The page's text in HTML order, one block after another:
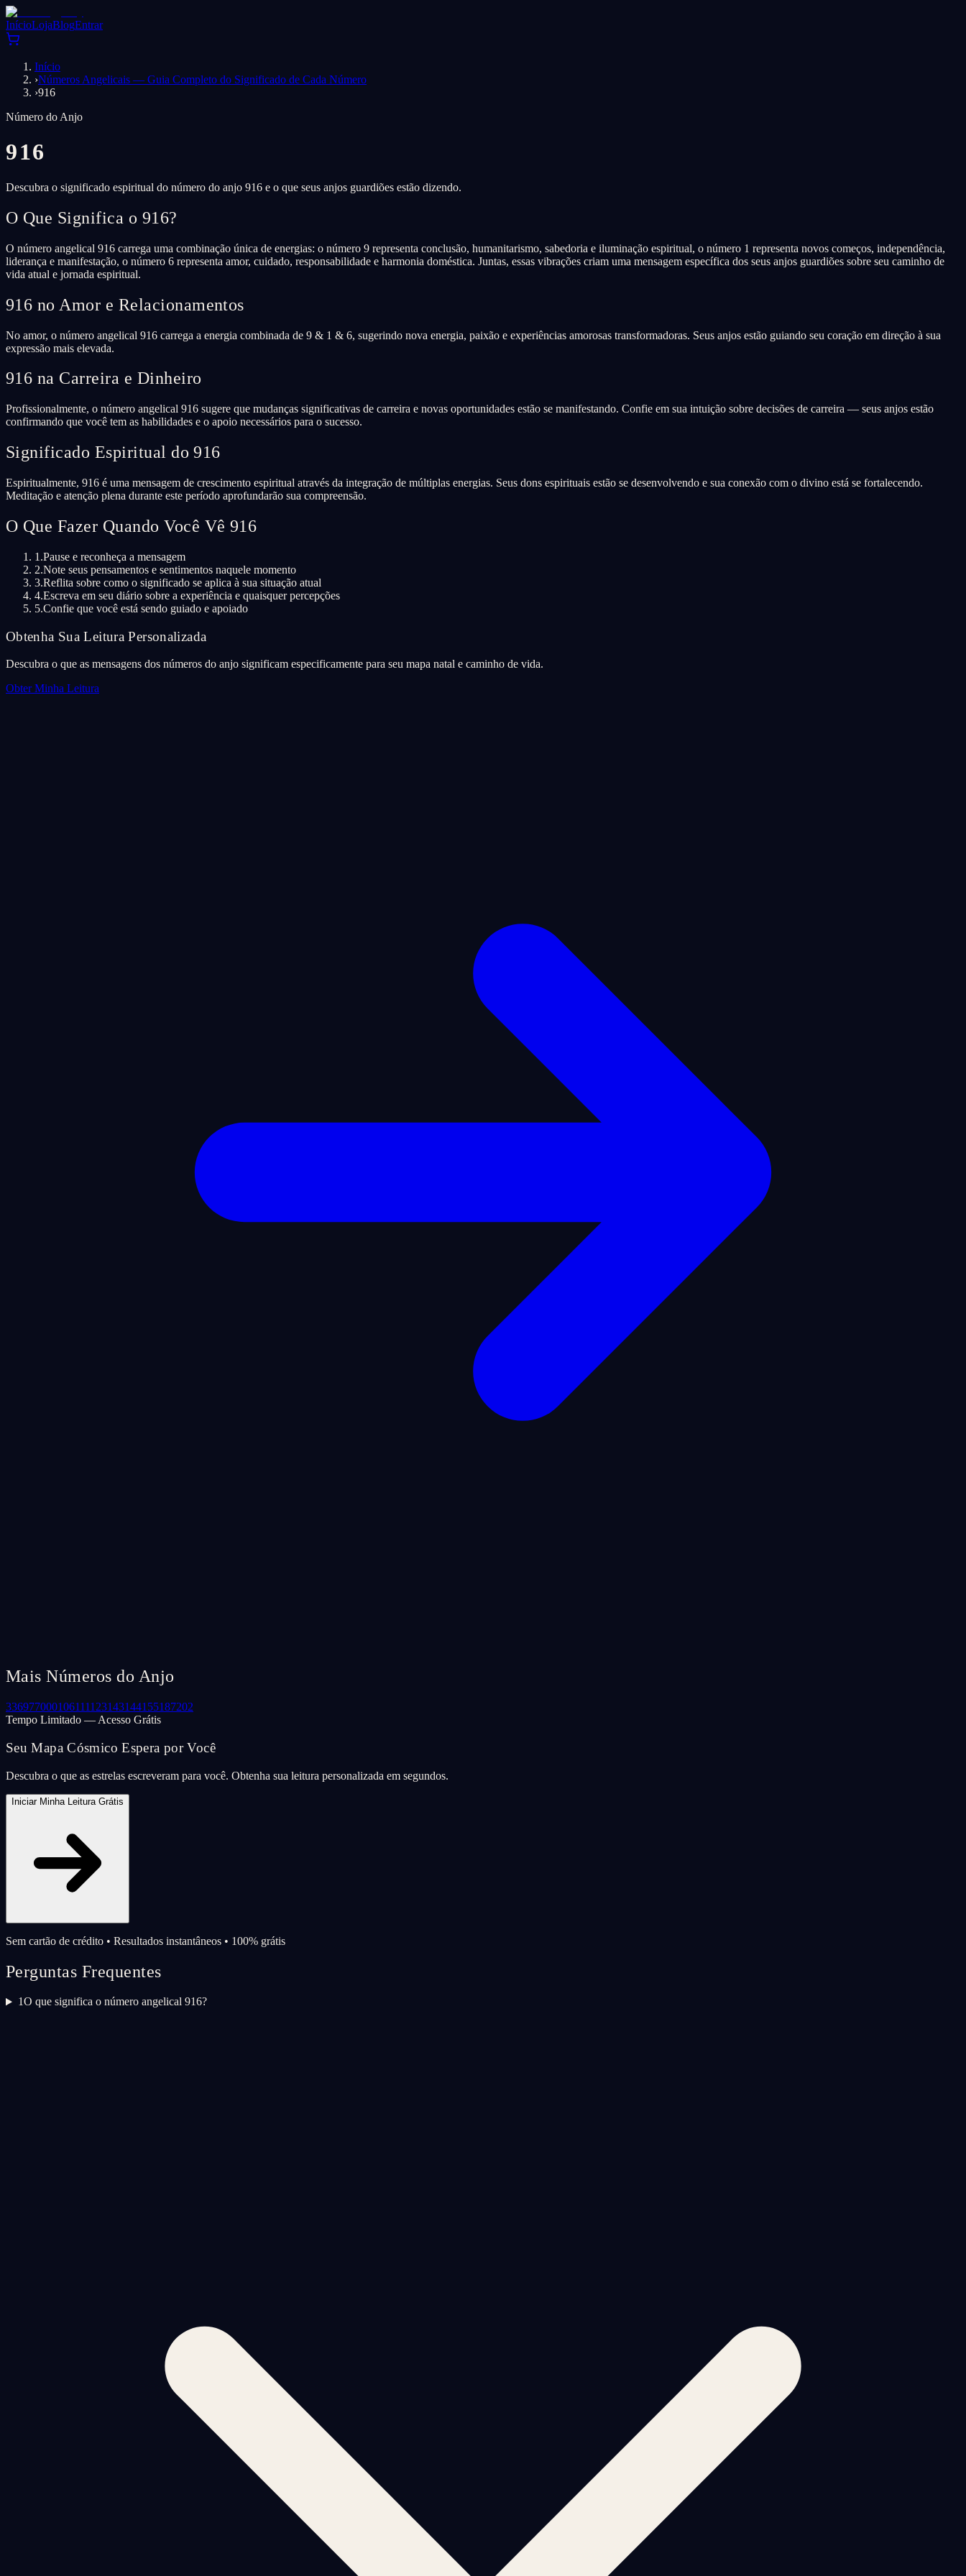
InícioLojaBlogEntrar
Início
›Números Angelicais — Guia Completo do Significado de Cada Número
›916
Número do Anjo
916
Descubra o significado espiritual do número do anjo 916 e o que seus anjos guardiões estão dizendo.
O Que Significa o 916?
O número angelical 916 carrega uma combinação única de energias: o número 9 representa conclusão, humanitarismo, sabedoria e iluminação espiritual, o número 1 representa novos começos, independência,
liderança e manifestação, o número 6 representa amor, cuidado, responsabilidade e harmonia doméstica. Juntas, essas vibrações criam uma mensagem específica dos seus anjos guardiões sobre seu caminho de
vida atual e jornada espiritual.
916 no Amor e Relacionamentos
No amor, o número angelical 916 carrega a energia combinada de 9 & 1 & 6, sugerindo nova energia, paixão e experiências amorosas transformadoras. Seus anjos estão guiando seu coração em direção à sua
expressão mais elevada.
916 na Carreira e Dinheiro
Profissionalmente, o número angelical 916 sugere que mudanças significativas de carreira e novas oportunidades estão se manifestando. Confie em sua intuição sobre decisões de carreira — seus anjos estão
confirmando que você tem as habilidades e o apoio necessários para o sucesso.
Significado Espiritual do 916
Espiritualmente, 916 é uma mensagem de crescimento espiritual através da integração de múltiplas energias. Seus dons espirituais estão se desenvolvendo e sua conexão com o divino está se fortalecendo.
Meditação e atenção plena durante este período aprofundarão sua compreensão.
O Que Fazer Quando Você Vê 916
1.Pause e reconheça a mensagem
2.Note seus pensamentos e sentimentos naquele momento
3.Reflita sobre como o significado se aplica à sua situação atual
4.Escreva em seu diário sobre a experiência e quaisquer percepções
5.Confie que você está sendo guiado e apoiado
Obtenha Sua Leitura Personalizada
Descubra o que as mensagens dos números do anjo significam especificamente para seu mapa natal e caminho de vida.
Obter Minha Leitura
Mais Números do Anjo
336977000106111123143144155187202
Tempo Limitado — Acesso Grátis
Seu Mapa Cósmico Espera por Você
Descubra o que as estrelas escreveram para você. Obtenha sua leitura personalizada em segundos.
Iniciar Minha Leitura Grátis
Sem cartão de crédito • Resultados instantâneos • 100% grátis
Perguntas Frequentes
1O que significa o número angelical 916?